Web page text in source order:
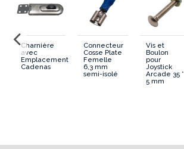
Charnière
avec
Emplacement
Cadenas
Connecteur
Cosse Plate
Femelle
6,3 mm
semi-isolé
Vis et
Boulon
pour
Joystick
Arcade 35 *
5 mm